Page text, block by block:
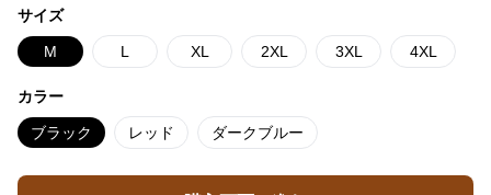
サイズ
M L XL 2XL 3XL 4XL
カラー
ブラック レッド ダークブルー